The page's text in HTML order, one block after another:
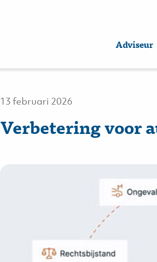
Adviseur
13 februari 2026
Verbetering voor